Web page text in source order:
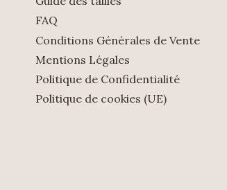
FAQ
Conditions Générales de Vente
Mentions Légales
Politique de Confidentialité
Politique de cookies (UE)